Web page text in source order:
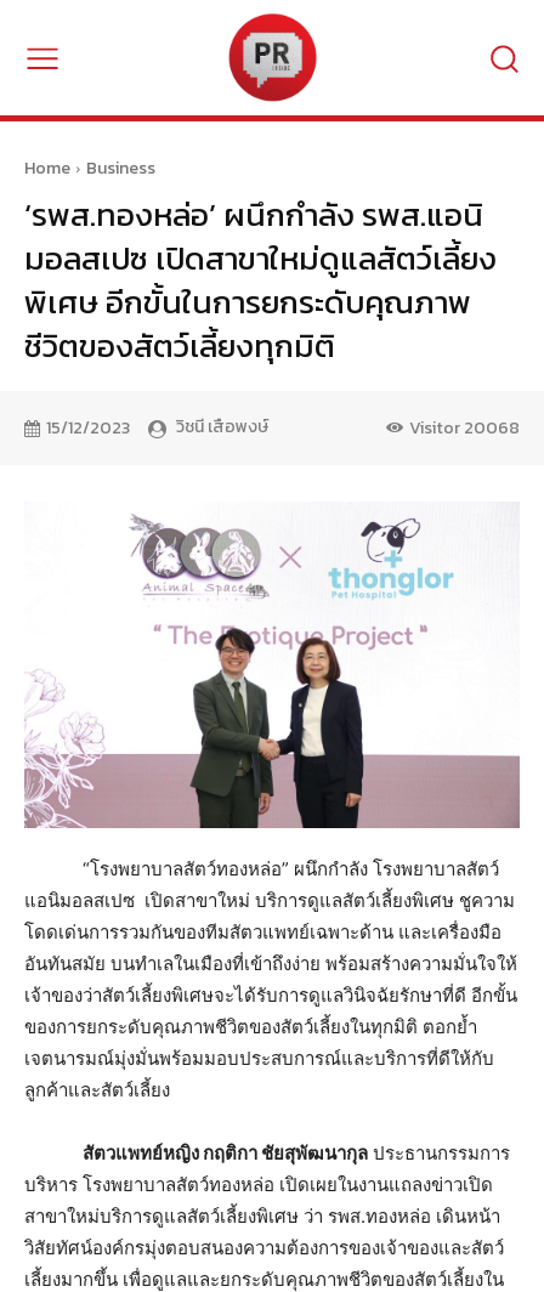
Home Business
‘รพส.ทองหล่อ’ ผนึกกำลัง รพส.แอนิ
มอลสเปซ เปิดสาขาใหม่ดูแลสัตว์เลี้ยง
พิเศษ อีกขั้นในการยกระดับคุณภาพ
ชีวิตของสัตว์เลี้ยงทุกมิติ
15/12/2023 วิชนี เสือพงษ์ Visitor20068
“โรงพยาบาลสัตว์ทองหล่อ” ผนึกกำลัง โรงพยาบาลสัตว์
แอนิมอลสเปซ เปิดสาขาใหม่ บริการดูแลสัตว์เลี้ยงพิเศษ ชูความ
โดดเด่นการรวมกันของทีมสัตวแพทย์เฉพาะด้าน และเครื่องมือ
อันทันสมัย บนทำเลในเมืองที่เข้าถึงง่าย พร้อมสร้างความมั่นใจให้
เจ้าของว่าสัตว์เลี้ยงพิเศษจะได้รับการดูแลวินิจฉัยรักษาที่ดี อีกขั้น
ของการยกระดับคุณภาพชีวิตของสัตว์เลี้ยงในทุกมิติ ตอกย้ำ
เจตนารมณ์มุ่งมั่นพร้อมมอบประสบการณ์และบริการที่ดีให้กับ
ลูกค้าและสัตว์เลี้ยง
สัตวแพทย์หญิง กฤติกา ชัยสุพัฒนากุล ประธานกรรมการ
บริหาร โรงพยาบาลสัตว์ทองหล่อ เปิดเผยในงานแถลงข่าวเปิด
สาขาใหม่บริการดูแลสัตว์เลี้ยงพิเศษ ว่า รพส.ทองหล่อ เดินหน้า
วิสัยทัศน์องค์กรมุ่งตอบสนองความต้องการของเจ้าของและสัตว์
เลี้ยงมากขึ้น เพื่อดูแลและยกระดับคุณภาพชีวิตของสัตว์เลี้ยงใน